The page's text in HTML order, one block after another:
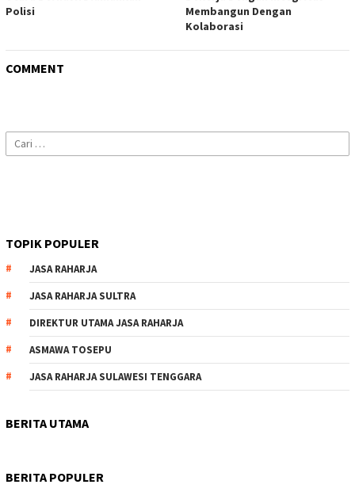
Polisi
Membangun Dengan
Kolaborasi
COMMENT
Cari
untuk:
TOPIK POPULER
JASA RAHARJA
JASA RAHARJA SULTRA
DIREKTUR UTAMA JASA RAHARJA
ASMAWA TOSEPU
JASA RAHARJA SULAWESI TENGGARA
BERITA UTAMA
BERITA POPULER